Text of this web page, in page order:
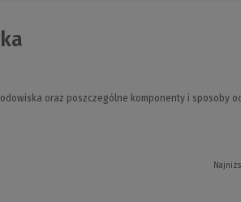
oraz poszczególne komponenty i sposoby